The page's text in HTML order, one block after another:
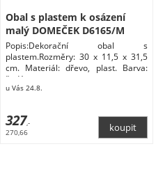
Obal s plastem k osázení
malý DOMEČEK D6165/M
Popis:Dekorační obal s
plastem.Rozměry: 30 x 11,5 x 31,5
cm. Materiál: dřevo, plast. Barva:
šedá.
u Vás 24.8.
327,-
270,66